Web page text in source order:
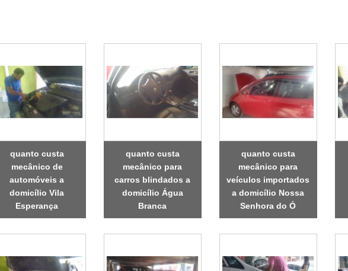
quanto custa
mecânico de
automóveis a
domicílio Vila
Esperança
quanto custa
mecânico para
carros blindados a
domicílio Água
Branca
quanto custa
mecânico para
veículos importados
a domicílio Nossa
Senhora do Ó